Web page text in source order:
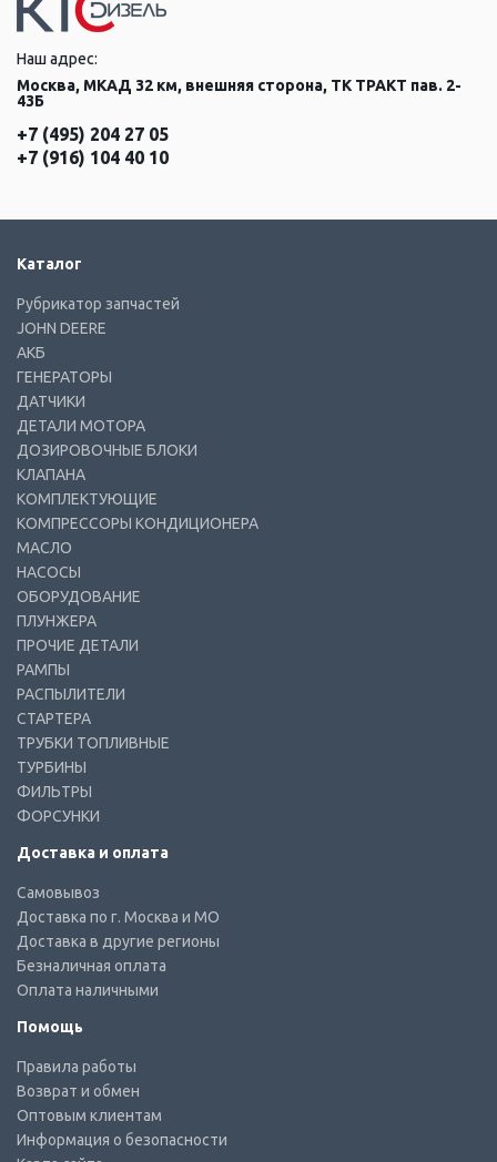
Наш адрес:
Москва, МКАД 32 км, внешняя сторона, ТК ТРАКТ пав. 2-
43Б
+7 (495) 204 27 05
+7 (916) 104 40 10
Каталог
Рубрикатор запчастей
JOHN DEERE
АКБ
ГЕНЕРАТОРЫ
ДАТЧИКИ
ДЕТАЛИ МОТОРА
ДОЗИРОВОЧНЫЕ БЛОКИ
КЛАПАНА
КОМПЛЕКТУЮЩИЕ
КОМПРЕССОРЫ КОНДИЦИОНЕРА
МАСЛО
НАСОСЫ
ОБОРУДОВАНИЕ
ПЛУНЖЕРА
ПРОЧИЕ ДЕТАЛИ
РАМПЫ
РАСПЫЛИТЕЛИ
СТАРТЕРА
ТРУБКИ ТОПЛИВНЫЕ
ТУРБИНЫ
ФИЛЬТРЫ
ФОРСУНКИ
Доставка и оплата
Самовывоз
Доставка по г. Москва и МО
Доставка в другие регионы
Безналичная оплата
Оплата наличными
Помощь
Правила работы
Возврат и обмен
Оптовым клиентам
Информация о безопасности